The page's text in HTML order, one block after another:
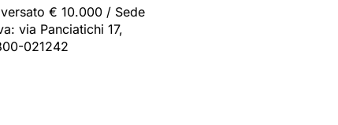
€ 10.000 / Sede
via Panciatichi 17,
021242